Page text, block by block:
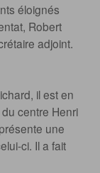
éloignés
Robert
adjoint.
il est en
centre Henri
une
ci. Il a fait